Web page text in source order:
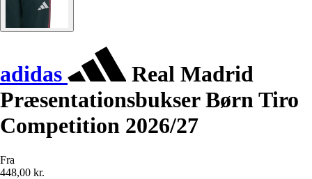
adidas
Real Madrid
Præsentationsbukser Børn Tiro
Competition 2026/27
Fra
448,00 kr.